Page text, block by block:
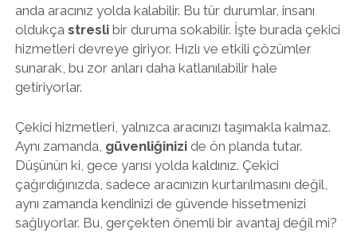
anda aracınız yolda kalabilir. Bu tür durumlar, insanı
oldukça streslibir duruma sokabilir. İşte burada çekici
hizmetleri devreye giriyor. Hızlı ve etkili çözümler
sunarak, bu zor anları daha katlanılabilir hale
getiriyorlar.
Çekici hizmetleri, yalnızca aracınızı taşımakla kalmaz.
Aynı zamanda, güvenliğinizide ön planda tutar.
Düşünün ki, gece yarısı yolda kaldınız. Çekici
çağırdığınızda, sadece aracınızın kurtarılmasını değil,
aynı zamanda kendinizi de güvende hissetmenizi
sağlıyorlar. Bu, gerçekten önemli bir avantaj değil mi?